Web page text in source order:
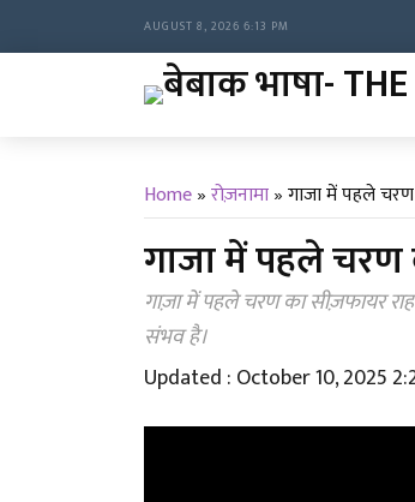
AUGUST 8, 2026 6:13 PM
Home»रोज़नामा»गाजा में पहले
गाजा में पहले
गाज़ा में पहले चरण का सीज़फायर
संभव है।
Updated : October 10, 2025